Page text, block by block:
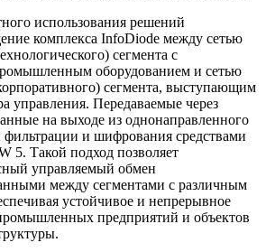
использования решений
комплекса InfoDiode между сетью
сегмента с
оборудованием и сетью
сегмента, выступающим
управления. Передаваемые через
на выходе из однонаправленного
фильтрации и шифрования средствами
5. Такой подход позволяет
управляемый обмен
между сегментами с различным
устойчивое и непрерывное
предприятий и объектов